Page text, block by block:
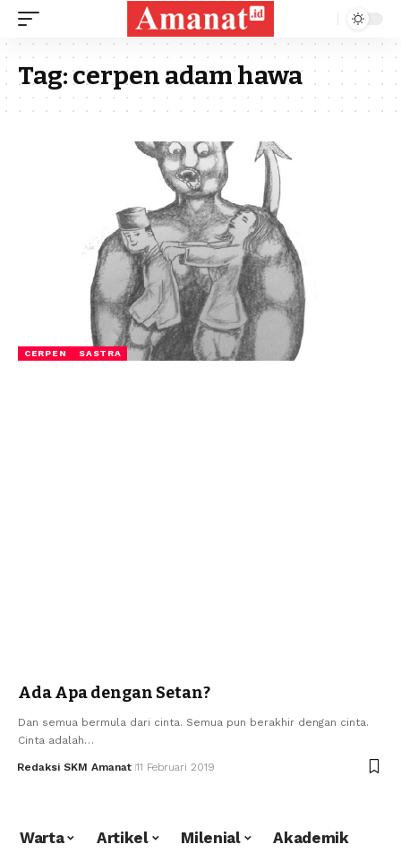
Tag:cerpen adam hawa
CERPEN SASTRA
Ada Apa dengan Setan?
Dan semua bermula dari cinta. Semua pun berakhir dengan cinta.
Cinta adalah…
Redaksi SKM Amanat 11 Februari 2019
Warta Artikel Milenial Akademik